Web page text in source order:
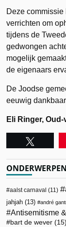
Deze
verrichten om
tijdens de
gedwongen
mogelijk
de eigenaars
De Joodse
eeuwig
Eli Ringer,
ONDERWERPEN
aalst carnaval (11)
jahjah (13) andré
Antisemitisme
bart de wever (15)